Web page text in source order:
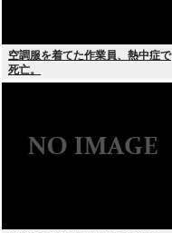
空調服を着てた作業員、熱中症で
死亡。